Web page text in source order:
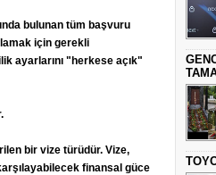
bulunan tüm başvuru
için gerekli
ayarlarını "herkese açık"
bir vize türüdür. Vize,
finansal güce